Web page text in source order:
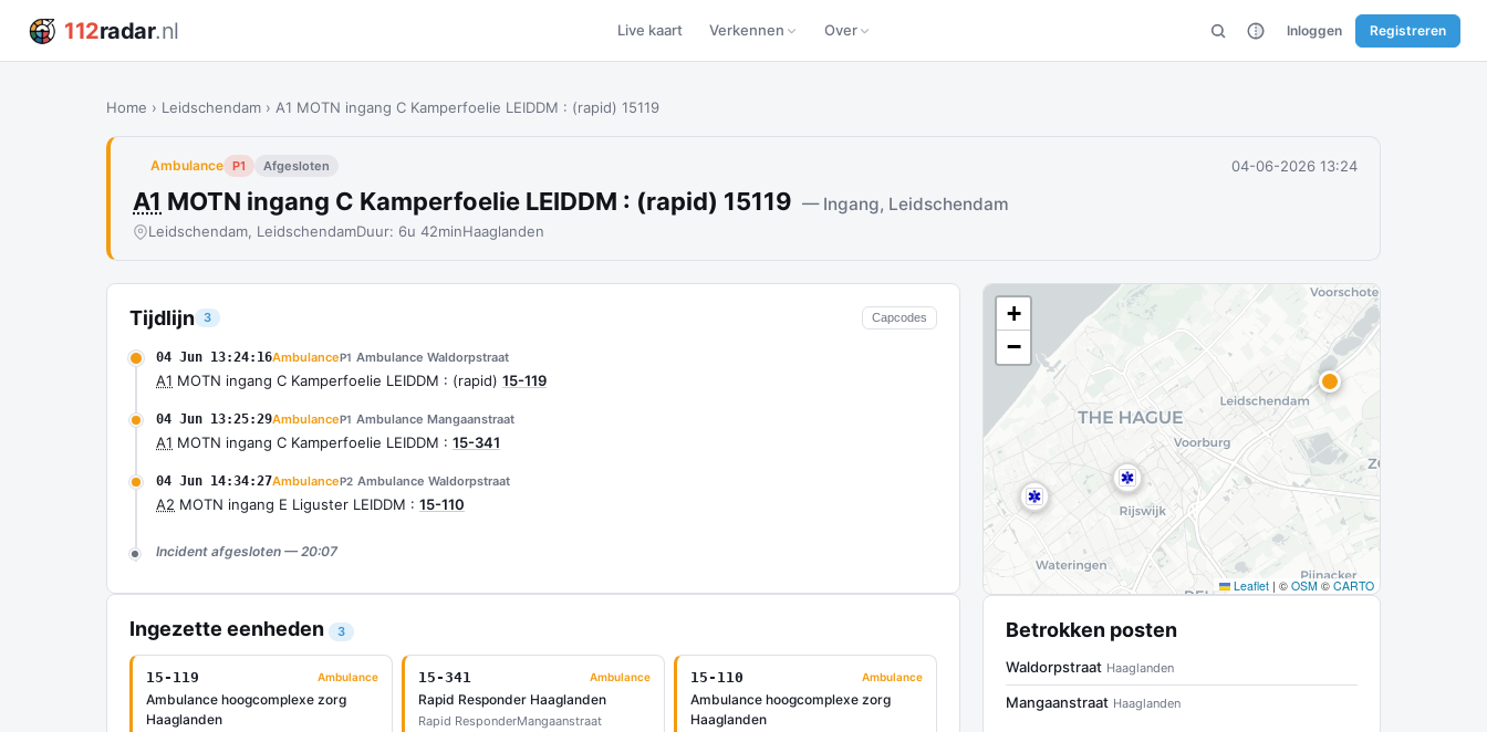
112radar.nl Live kaart Verkennen Over Inloggen Registreren
Home › Leidschendam › A1 MOTN ingang C Kamperfoelie LEIDDM : (rapid) 15119
Ambulance P1 Afgesloten 04-06-2026 13:24
A1 MOTN ingang C Kamperfoelie LEIDDM : (rapid) 15119 — Ingang, Leidschendam
Leidschendam, LeidschendamDuur: 6u 42minHaaglanden
Tijdlijn 3 Capcodes
04 Jun 13:24:16AmbulanceP1 Ambulance Waldorpstraat
A1 MOTN ingang C Kamperfoelie LEIDDM : (rapid) 15-119
04 Jun 13:25:29AmbulanceP1 Ambulance Mangaanstraat
A1 MOTN ingang C Kamperfoelie LEIDDM : 15-341
04 Jun 14:34:27AmbulanceP2 Ambulance Waldorpstraat
A2 MOTN ingang E Liguster LEIDDM : 15-110
Incident afgesloten — 20:07
Ingezette eenheden 3
15-119 Ambulance
Ambulance hoogcomplexe zorg
Haaglanden
15-341 Ambulance
Rapid Responder Haaglanden
Rapid ResponderMangaanstraat
15-110 Ambulance
Ambulance hoogcomplexe zorg
Haaglanden
+
−
Leaflet | © OSM © CARTO
Betrokken posten
Waldorpstraat Haaglanden
Mangaanstraat Haaglanden